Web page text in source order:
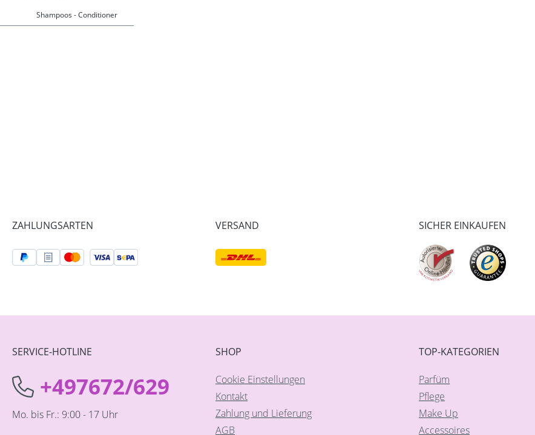
Shampoos - Conditioner
ZAHLUNGSARTEN VERSAND SICHER EINKAUFEN
SERVICE-HOTLINE
+497672/629
Mo. bis Fr.: 9:00 - 17 Uhr
SHOP
Cookie Einstellungen
Kontakt
Zahlung und Lieferung
AGB
TOP-KATEGORIEN
Parfüm
Pflege
Make Up
Accessoires